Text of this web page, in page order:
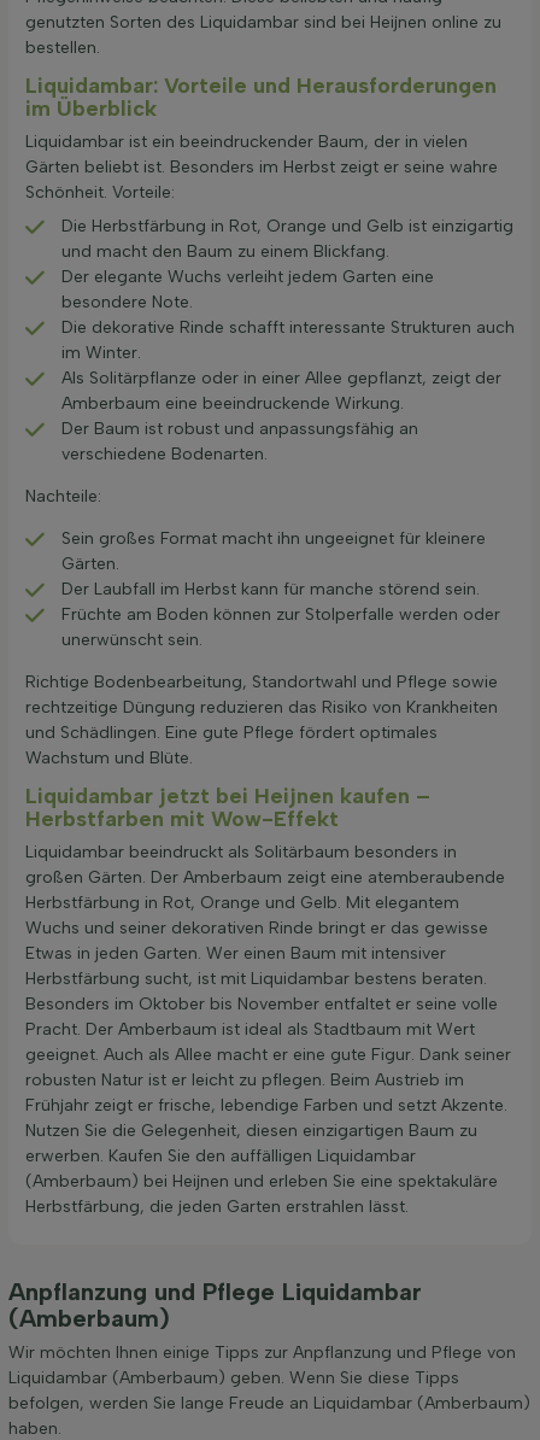
genutzten Sorten des Liquidambar sind bei Heijnen online zu
bestellen.
Liquidambar: Vorteile und Herausforderungen
im Überblick
Liquidambar ist ein beeindruckender Baum, der in vielen
Gärten beliebt ist. Besonders im Herbst zeigt er seine wahre
Schönheit. Vorteile:
Die Herbstfärbung in Rot, Orange und Gelb ist einzigartig
und macht den Baum zu einem Blickfang.
Der elegante Wuchs verleiht jedem Garten eine
besondere Note.
Die dekorative Rinde schafft interessante Strukturen auch
im Winter.
Als Solitärpflanze oder in einer Allee gepflanzt, zeigt der
Amberbaum eine beeindruckende Wirkung.
Der Baum ist robust und anpassungsfähig an
verschiedene Bodenarten.
Nachteile:
Sein großes Format macht ihn ungeeignet für kleinere
Gärten.
Der Laubfall im Herbst kann für manche störend sein.
Früchte am Boden können zur Stolperfalle werden oder
unerwünscht sein.
Richtige Bodenbearbeitung, Standortwahl und Pflege sowie
rechtzeitige Düngung reduzieren das Risiko von Krankheiten
und Schädlingen. Eine gute Pflege fördert optimales
Wachstum und Blüte.
Liquidambar jetzt bei Heijnen kaufen –
Herbstfarben mit Wow-Effekt
Liquidambar beeindruckt als Solitärbaum besonders in
großen Gärten. Der Amberbaum zeigt eine atemberaubende
Herbstfärbung in Rot, Orange und Gelb. Mit elegantem
Wuchs und seiner dekorativen Rinde bringt er das gewisse
Etwas in jeden Garten. Wer einen Baum mit intensiver
Herbstfärbung sucht, ist mit Liquidambar bestens beraten.
Besonders im Oktober bis November entfaltet er seine volle
Pracht. Der Amberbaum ist ideal als Stadtbaum mit Wert
geeignet. Auch als Allee macht er eine gute Figur. Dank seiner
robusten Natur ist er leicht zu pflegen. Beim Austrieb im
Frühjahr zeigt er frische, lebendige Farben und setzt Akzente.
Nutzen Sie die Gelegenheit, diesen einzigartigen Baum zu
erwerben. Kaufen Sie den auffälligen Liquidambar
(Amberbaum) bei Heijnen und erleben Sie eine spektakuläre
Herbstfärbung, die jeden Garten erstrahlen lässt.
Anpflanzung und Pflege Liquidambar
(Amberbaum)
Wir möchten Ihnen einige Tipps zur Anpflanzung und Pflege von
Liquidambar (Amberbaum) geben. Wenn Sie diese Tipps
befolgen, werden Sie lange Freude an Liquidambar (Amberbaum)
haben.